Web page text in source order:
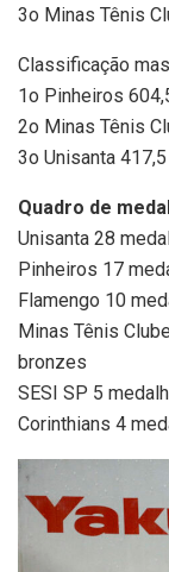
3o Minas Tênis
Classificação
1o Pinheiros
2o Minas Tênis
3o Unisanta
Quadro de
Unisanta 28
Pinheiros 17
Flamengo 10
Minas Tênis
bronzes
SESI SP 5
Corinthians 4